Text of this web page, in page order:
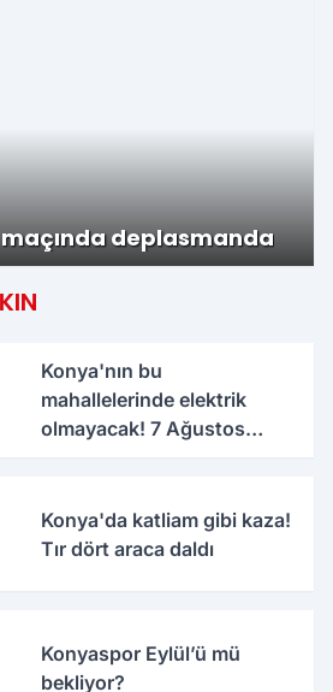
maçında deplasmanda
Konya'nın bu
mahallelerinde elektrik
olmayacak! 7 Ağustos
Konya'da katliam gibi kaza!
Tır dört araca daldı
Konyaspor Eylül’ü mü
bekliyor?